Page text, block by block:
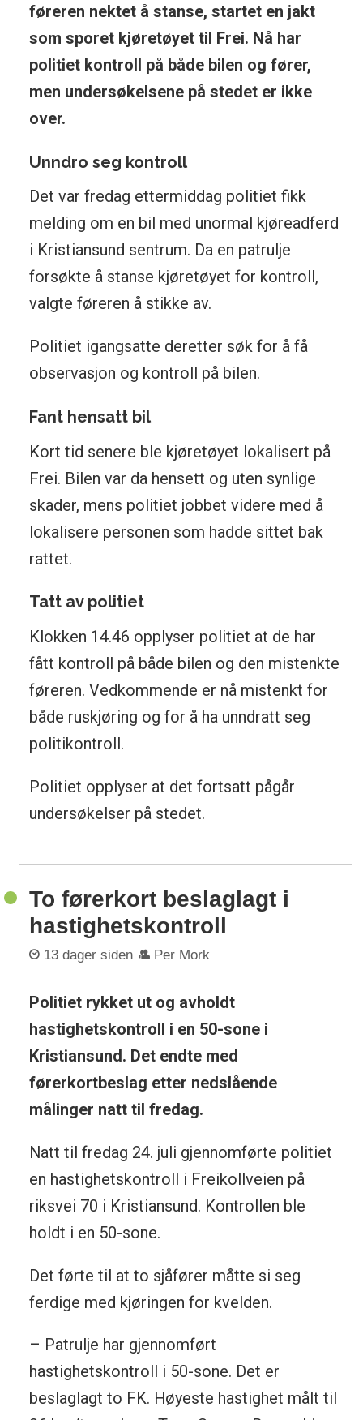
føreren nektet å stanse, startet en jakt
som sporet kjøretøyet til Frei. Nå har
politiet kontroll på både bilen og fører,
men undersøkelsene på stedet er ikke
over.
Unndro seg kontroll
Det var fredag ettermiddag politiet fikk
melding om en bil med unormal kjøreadferd
i Kristiansund sentrum. Da en patrulje
forsøkte å stanse kjøretøyet for kontroll,
valgte føreren å stikke av.
Politiet igangsatte deretter søk for å få
observasjon og kontroll på bilen.
Fant hensatt bil
Kort tid senere ble kjøretøyet lokalisert på
Frei. Bilen var da hensett og uten synlige
skader, mens politiet jobbet videre med å
lokalisere personen som hadde sittet bak
rattet.
Tatt av politiet
Klokken 14.46 opplyser politiet at de har
fått kontroll på både bilen og den mistenkte
føreren. Vedkommende er nå mistenkt for
både ruskjøring og for å ha unndratt seg
politikontroll.
Politiet opplyser at det fortsatt pågår
undersøkelser på stedet.
To førerkort beslaglagt i
hastighetskontroll
13 dager siden Per Mork
Politiet rykket ut og avholdt
hastighetskontroll i en 50-sone i
Kristiansund. Det endte med
førerkortbeslag etter nedslående
målinger natt til fredag.
Natt til fredag 24. juli gjennomførte politiet
en hastighetskontroll i Freikollveien på
riksvei 70 i Kristiansund. Kontrollen ble
holdt i en 50-sone.
Det førte til at to sjåfører måtte si seg
ferdige med kjøringen for kvelden.
– Patrulje har gjennomført
hastighetskontroll i 50-sone. Det er
beslaglagt to FK. Høyeste hastighet målt til